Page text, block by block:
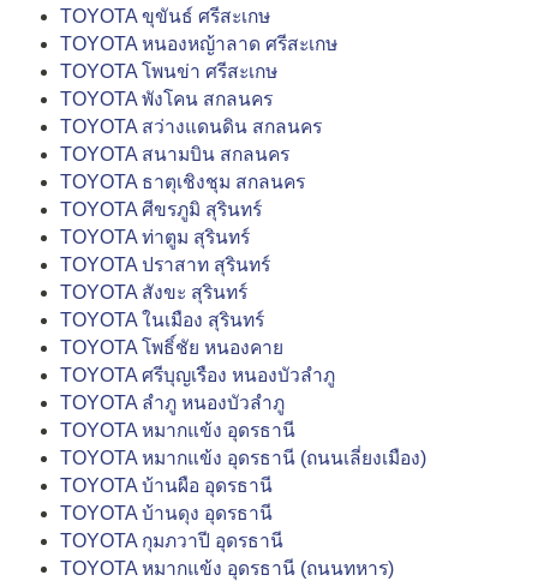
TOYOTA ขุขันธ์ ศรีสะเกษ
TOYOTA หนองหญ้าลาด ศรีสะเกษ
TOYOTA โพนข่า ศรีสะเกษ
TOYOTA พังโคน สกลนคร
TOYOTA สว่างแดนดิน สกลนคร
TOYOTA สนามบิน สกลนคร
TOYOTA ธาตุเชิงชุม สกลนคร
TOYOTA ศีขรภูมิ สุรินทร์
TOYOTA ท่าตูม สุรินทร์
TOYOTA ปราสาท สุรินทร์
TOYOTA สังขะ สุรินทร์
TOYOTA ในเมือง สุรินทร์
TOYOTA โพธิ์ชัย หนองคาย
TOYOTA ศรีบุญเรือง หนองบัวลำภู
TOYOTA ลำภู หนองบัวลำภู
TOYOTA หมากแข้ง อุดรธานี
TOYOTA หมากแข้ง อุดรธานี (ถนนเลี่ยงเมือง)
TOYOTA บ้านผือ อุดรธานี
TOYOTA บ้านดุง อุดรธานี
TOYOTA กุมภวาปี อุดรธานี
TOYOTA หมากแข้ง อุดรธานี (ถนนทหาร)